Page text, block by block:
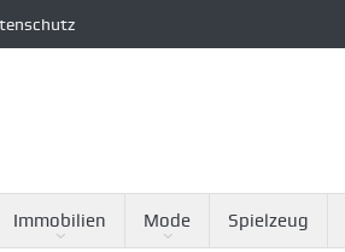
Immobilien Mode Spielzeug